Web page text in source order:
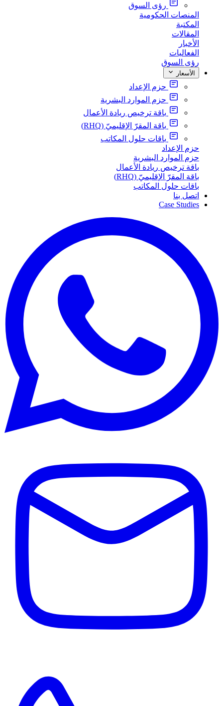
رؤى السوق
المنصات الحكومية
المكتبة
المقالات
الأخبار
الفعاليات
رؤى السوق
الأسعار
حزم الإعداد
حزم الموارد البشرية
باقة ترخيص ريادة الأعمال
باقة المقرّ الإقليميّ (RHQ)
باقات حلول المكاتب
حزم الإعداد
حزم الموارد البشرية
باقة ترخيص ريادة الأعمال
باقة المقرّ الإقليميّ (RHQ)
باقات حلول المكاتب
اتصل بنا
Case Studies